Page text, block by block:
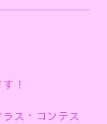
！
ス・コンテス